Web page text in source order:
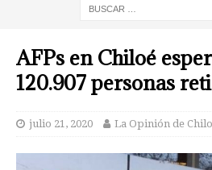
AFPs en Chiloé
120.907 personas
julio 21, 2020 La Opinión de